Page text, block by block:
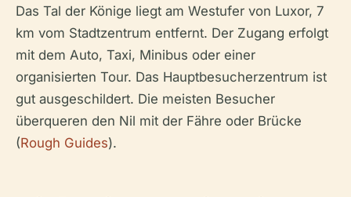
Das Tal der Könige liegt am Westufer von Luxor, 7
km vom Stadtzentrum entfernt. Der Zugang erfolgt
mit dem Auto, Taxi, Minibus oder einer
organisierten Tour. Das Hauptbesucherzentrum ist
gut ausgeschildert. Die meisten Besucher
überqueren den Nil mit der Fähre oder Brücke
(Rough Guides).